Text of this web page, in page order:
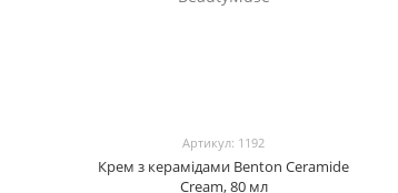
Артикул: 1192
Крем з керамідами Benton Ceramide
Cream, 80 мл